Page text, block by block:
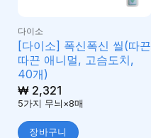
다이소
[다이소] 폭신폭신 씰(따끈
따끈 애니멀, 고슴도치,
40개)
₩2,321
5가지 무늬×8매
장바구니